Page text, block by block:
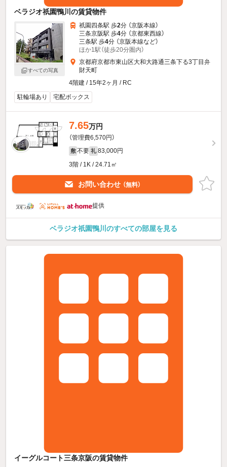
ベラジオ祇園鴨川の賃貸物件
すべての写真
祇園四条駅 歩2分 （京阪本線）
三条京阪駅 歩4分 （京都東西線）
三条駅 歩4分 （京阪本線など）
ほか1駅（徒歩20分圏内）
京都府京都市東山区大和大路通三条下る3丁目弁
財天町
4階建 / 15年2ヶ月 / RC
駐輪場あり
宅配ボックス
7.65万円
（管理費6,570円）
敷 不要 礼 83,000円
3階 / 1K / 24.71㎡
お問い合わせ （無料）
提供
ベラジオ祇園鴨川のすべての部屋を見る
イーグルコート三条京阪の賃貸物件